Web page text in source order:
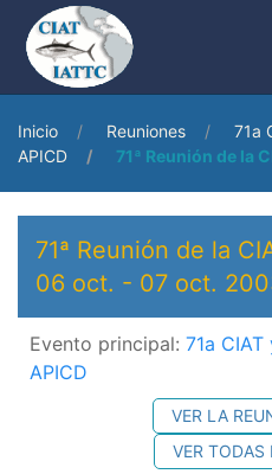
Inicio Reuniones
71a
APICD
71ª Reunión de la
71ª Reunión de la
06 oct. - 07 oct.
Evento principal: 71a
APICD
VER LA
VER TODAS